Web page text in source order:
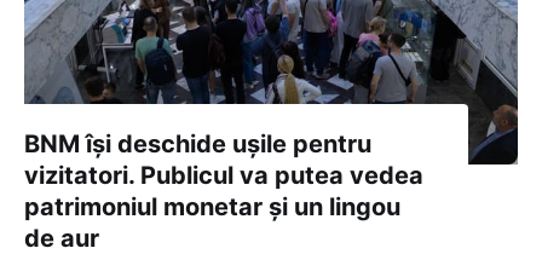
BNM își deschide ușile pentru
vizitatori. Publicul va putea vedea
patrimoniul monetar și un lingou
de aur